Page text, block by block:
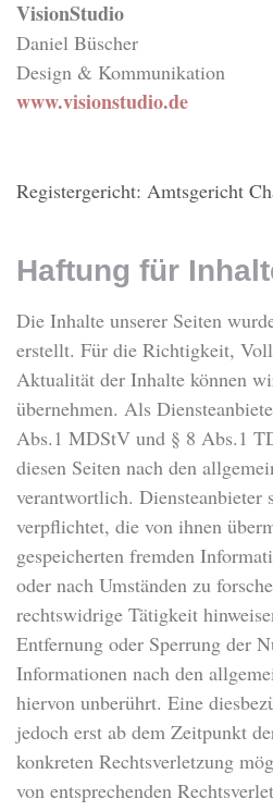
VisionStudio
Daniel Büscher
Design & Kommunikation
www.visionstudio.de
Registergericht: Amtsgericht
Haftung für
Die Inhalte unserer Seiten
erstellt. Für die Richtigkeit,
Aktualität der Inhalte können
übernehmen. Als
Abs.1 MDStV und § 8 Abs.1
diesen Seiten nach den
verantwortlich. Diensteanbieter
verpflichtet, die von ihnen
gespeicherten fremden
oder nach Umständen zu
rechtswidrige Tätigkeit
Entfernung oder Sperrung der
Informationen nach den
hiervon unberührt. Eine
jedoch erst ab dem Zeitpunkt
konkreten Rechtsverletzung
von entsprechenden